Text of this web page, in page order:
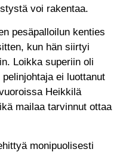
voi rakentaa.
pesäpalloilun kenties
kun hän siirtyi
Loikka superiin oli
ei luottanut
Heikkilä
mailaa tarvinnut ottaa
monipuolisesti